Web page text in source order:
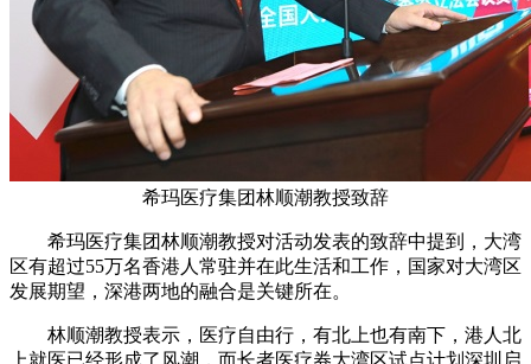
希玛医疗集团林顺潮教授致辞
希玛医疗集团林顺潮教授对活动发表的致辞中提到，大湾
区有超过55万名香港人常驻并在此生活和工作，国家对大湾区
发展期望，深港两地的融合是关键所在。
林顺潮教授表示，医疗自由行，有北上也有南下，港人北
上就医已经形成了风潮，而长者医疗券大湾区试点计划深圳启